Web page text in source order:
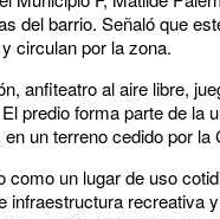
del barrio. Señaló que
circulan por la zona.
anfiteatro al aire libre,
predio forma parte de la
un terreno cedido por
como un lugar de uso
infraestructura